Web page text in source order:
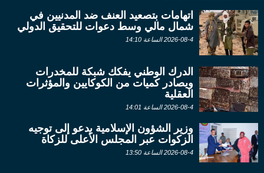
اتهامات بتصعيد العنف ضد المدنيين في
شمال مالي وسط دعوات للتحقيق الدولي
2026-08-4 الساعة 14:10
الدرك الوطني يفكك شبكة للمخدرات
ويصادر كميات من الكوكايين والمؤثرات
العقلية
2026-08-4 الساعة 14:01
وزير الشؤون الإسلامية يدعو إلى توجيه
الزكوات عبر المجلس الأعلى للزكاة
2026-08-4 الساعة 13:50